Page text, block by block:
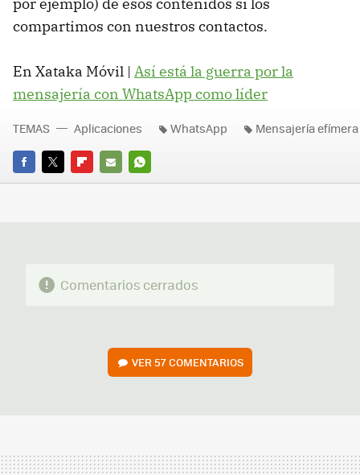
compartimos con nuestros contactos.
En Xataka Móvil | Así está la guerra por la
mensajería con WhatsApp como líder
FACEBOOK
TWITTERFLIPBOARD
E-
WHATSAPP
TEMAS Aplicaciones WhatsApp Mensajería efímera
Comentarios cerrados
VER57 COMENTARIOS